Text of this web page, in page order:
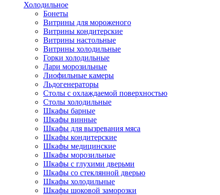
Холодильное
Бонеты
Витрины для мороженого
Витрины кондитерские
Витрины настольные
Витрины холодильные
Горки холодильные
Лари морозильные
Лиофильные камеры
Льдогенераторы
Столы с охлаждаемой поверхностью
Столы холодильные
Шкафы барные
Шкафы винные
Шкафы для вызревания мяса
Шкафы кондитерские
Шкафы медицинские
Шкафы морозильные
Шкафы с глухими дверьми
Шкафы со стеклянной дверью
Шкафы холодильные
Шкафы шоковой заморозки